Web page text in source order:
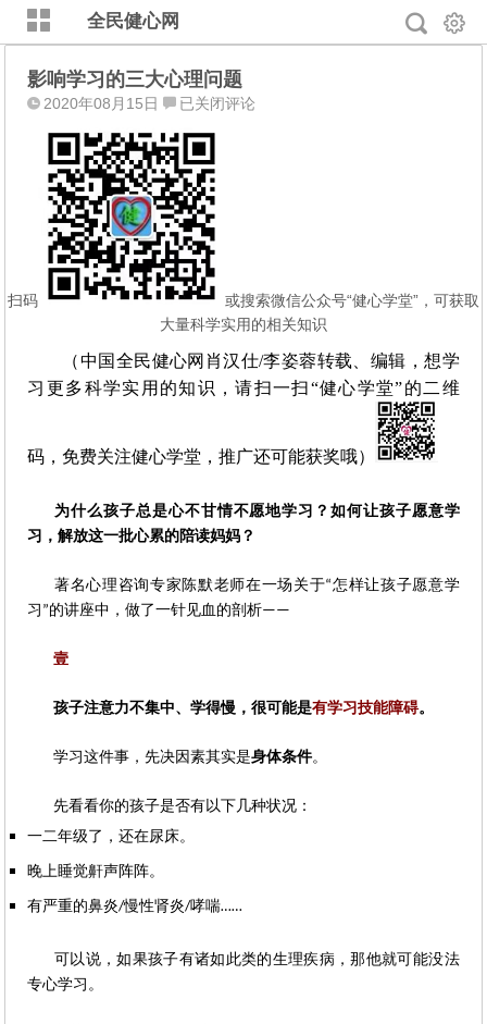
全民健心网
影响学习的三大心理问题
2020年08月15日
影
学
习
的
三
大
心
理
问
已关闭评论
扫码
或搜索微信公众号“健心学堂”，可获取
大量科学实用的相关知识
（中国全民健心网肖汉仕/李姿蓉转载、编辑，想学
习更多科学实用的知识，请扫一扫“健心学堂”的二维
码，免费关注健心学堂，推广还可能获奖哦）
为什么孩子总是心不甘情不愿地学习？如何让孩子愿意学
习，解放这一批心累的陪读妈妈？
著名心理咨询专家陈默老师在一场关于“怎样让孩子愿意学
习 ”的讲座中，做了一针见血的剖析——
壹
孩子注意力不集中、学得慢，很可能是有学习技能障碍。
学习这件事，先决因素其实是身体条件。
先看看你的孩子是否有以下几种状况：
一二年级了，还在尿床。
晚上睡觉鼾声阵阵。
有严重的鼻炎/慢性肾炎/哮喘……
可以说，如果孩子有诸如此类的生理疾病，那他就可能没法
专心学习。